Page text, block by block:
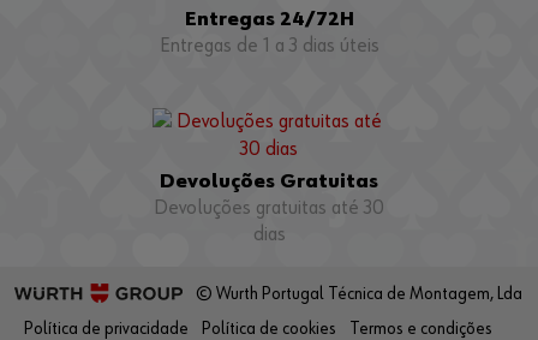
Entregas 24/72H
Entregas de 1 a 3 dias úteis
Devoluções Gratuitas
Devoluções gratuitas até 30
dias
© Wurth Portugal Técnica de Montagem, Lda
Política de privacidade
Política de cookies
Termos e condições